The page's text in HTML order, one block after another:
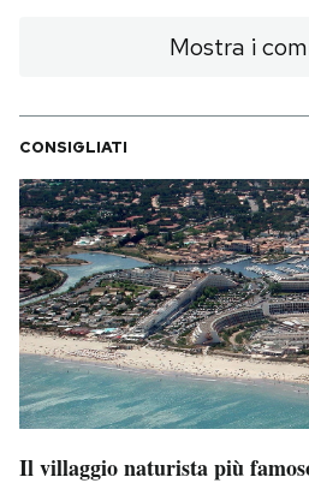
Mostra i
CONSIGLIATI
Il villaggio naturista più